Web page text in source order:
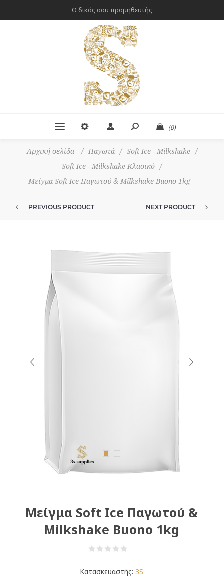
Ο δικός σου προμηθευτής
(0)
Αρχική σελίδα / Παγωτά / Soft Ice - Milkshake
/
Soft Ice - Milkshake Κλασικό
/
Μείγμα Soft Ice Παγωτού & Milkshake Buono 1kg
PREVIOUS PRODUCT NEXT PRODUCT
Μείγμα Soft Ice Παγωτού &
Milkshake Buono 1kg
Κατασκευαστής: 3S